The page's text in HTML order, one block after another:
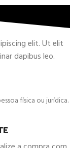
elit. Ut elit
dapibus leo.
física ou jurídica.